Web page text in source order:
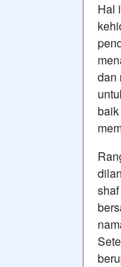
Hal
dan